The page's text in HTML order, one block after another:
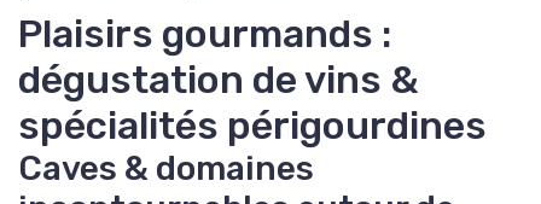
Plaisirs gourmands :
dégustation de vins &
spécialités périgourdines
Caves & domaines